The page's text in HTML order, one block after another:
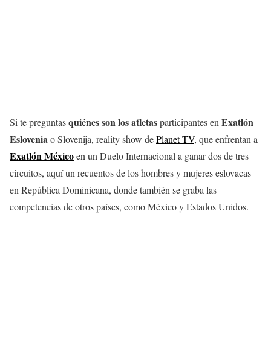
Si te preguntasquiénes son los atletasparticipantes en Exatlón
Esloveniao Slovenija, reality show dePlanet TV, que enfrentan a
Exatlón Méxicoen un Duelo Internacional a ganar dos de tres
circuitos, aquí un recuentos de los hombres y mujeres eslovacas
en República Dominicana, donde también se graba las
competencias de otros países, como México y Estados Unidos.